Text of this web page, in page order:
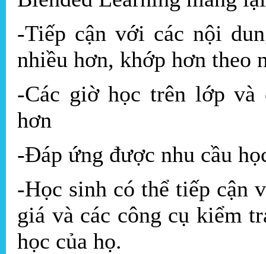
-Tiếp cận với các nội
nhiều hơn, khớp hơn theo
-Các giờ học trên lớp
hơn
-Đáp ứng được nhu cầu
-Học sinh có thể tiếp cận
giá và các công cụ kiểm
học của họ.